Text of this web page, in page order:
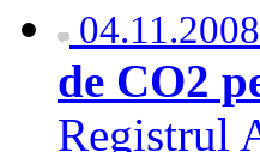
04.11.2008
de CO2
Registrul